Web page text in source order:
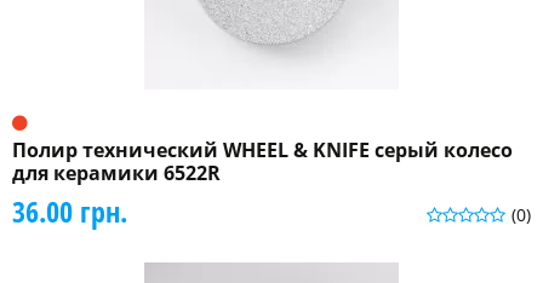
Полир технический WHEEL & KNIFE серый колесо
для керамики 6522R
(0)
36.00 грн.